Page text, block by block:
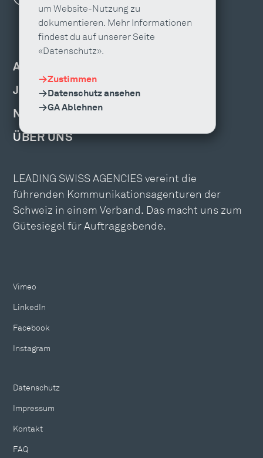
um Website-Nutzung zu
dokumentieren. Mehr Informationen
findest du auf unserer Seite
«Datenschutz».
Zustimmen
Datenschutz ansehen
GA Ablehnen
AGENTUR FINDEN
JOBS & WEITERBILDUNG
NEWS, EVENTS & PUBLIKATIONEN
ÜBER UNS
LEADING SWISS AGENCIES vereint die
führenden Kommunikationsagenturen der
Schweiz in einem Verband. Das macht uns zum
Gütesiegel für Auftraggebende.
Vimeo
LinkedIn
Facebook
Instagram
Datenschutz
Impressum
Kontakt
FAQ